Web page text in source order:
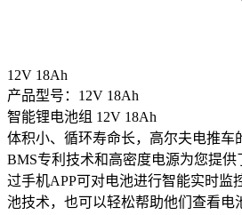
12V 18Ah
产品型号：12V 18Ah
智能锂电池组 12V 18Ah
体积小、循环寿命长，高尔夫电推车
BMS专利技术和高密度电源为您提供
过手机APP可对电池进行智能实时监
池技术，也可以轻松帮助他们查看电